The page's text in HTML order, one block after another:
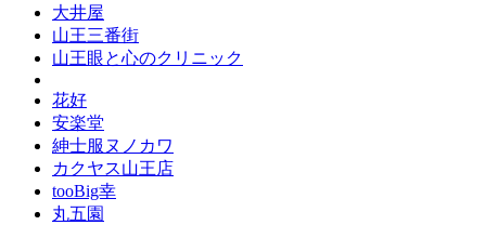
大井屋
山王三番街
山王眼と心のクリニック
花好
安楽堂
紳士服ヌノカワ
カクヤス山王店
tooBig幸
丸五園